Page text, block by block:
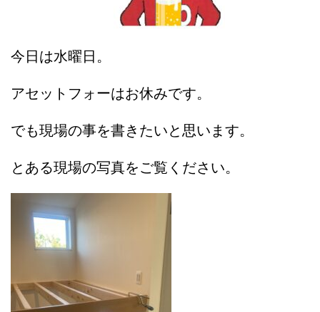
今日は水曜日。
アセットフォーはお休みです。
でも現場の事を書きたいと思います。
とある現場の写真をご覧ください。